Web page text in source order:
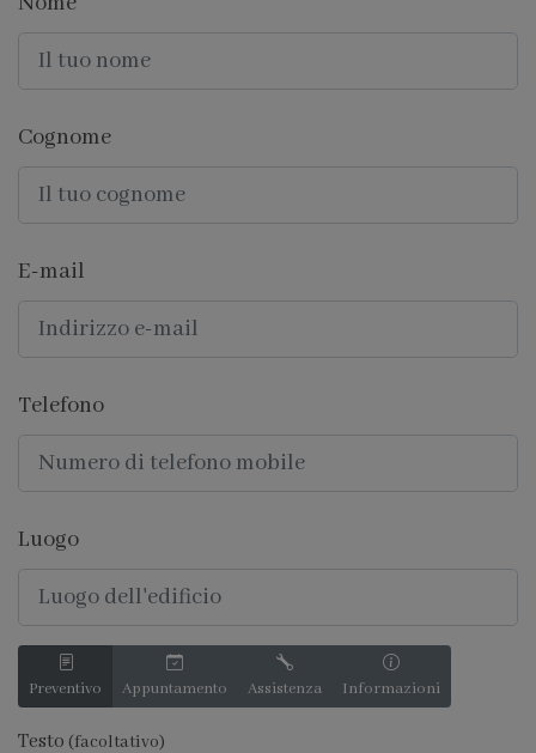
Cognome
E-mail
Telefono
Luogo
Preventivo Appuntamento Assistenza Informazioni
Testo (facoltativo)